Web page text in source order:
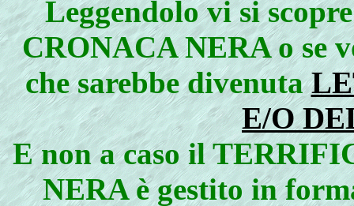
Leggendolo vi si
CRONACA NERA o se
che sarebbe divenuta
E/O
E non a caso il
NERA è gestito in